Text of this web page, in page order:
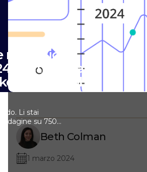
[statistiche
dovrebbe
Li stai
su 750
Svizzera,
scoperto quanto
le scelte e
In
i risultati.
Beth Colman
1 marzo 2024